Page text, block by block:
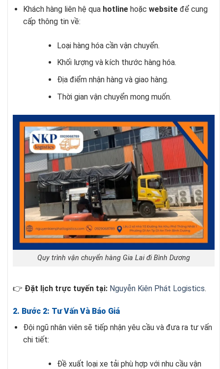
Khách hàng liên hệ qua hotlinehoặc websiteđể cung
cấp thông tin về:
Loại hàng hóa cần vận chuyển.
Khối lượng và kích thước hàng hóa.
Địa điểm nhận hàng và giao hàng.
Thời gian vận chuyển mong muốn.
Quy trình vận chuyển hàng Gia Lai đi Bình Dương
👉 Đặt lịch trực tuyến tại: Nguyễn Kiên Phát Logistics.
2. Bước 2: Tư Vấn Và Báo Giá
Đội ngũ nhân viên sẽ tiếp nhận yêu cầu và đưa ra tư vấn
chi tiết:
Đề xuất loại xe tải phù hợp với nhu cầu vận